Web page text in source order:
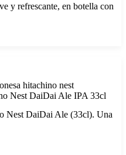
y refrescante, en botella con
Nest DaiDai Ale IPA 33cl
Nest DaiDai Ale (33cl). Una